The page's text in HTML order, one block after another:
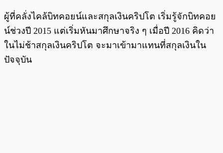
ผู้ที่คลั่งไคล้บิทคอยน์และสกุลเงินคริปโต เริ่มรู้จักบิทคอย
น์ช่วงปี 2015 แต่เริ่มหันมาศึกษาจริง ๆ เมื่อปี 2016 คิดว่า
ในไม่ช้าสกุลเงินคริปโต จะมาเข้ามาแทนที่สกุลเงินใน
ปัจจุบัน